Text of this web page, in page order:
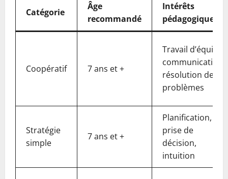
Catégorie
Âge
recommandé
Intérêts
pédagogiques
Coopératif 7 ans et +
Travail d’équipe,
communication,
résolution de
problèmes
Stratégie
simple
7 ans et +
Planification,
prise de
décision,
intuition